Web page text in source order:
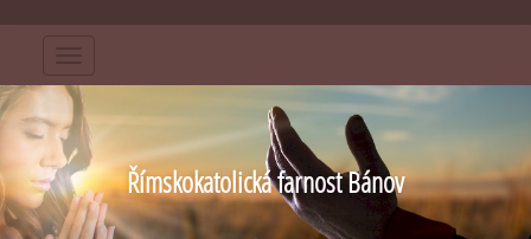
Menu
Římskokatolická farnost Bánov